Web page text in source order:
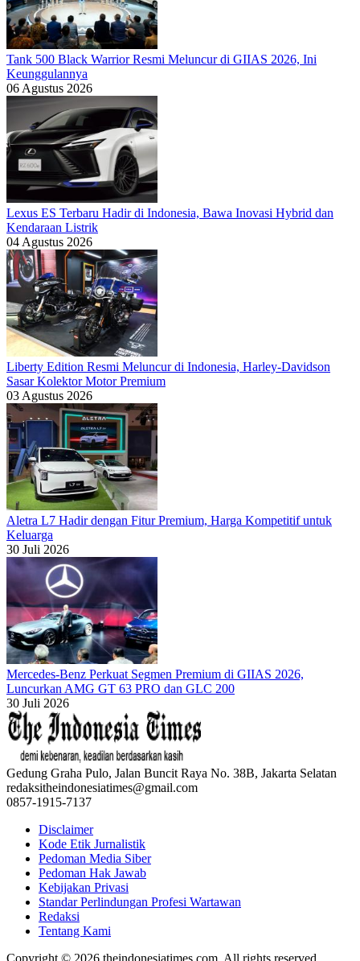
Tank 500 Black Warrior Resmi Meluncur di GIIAS 2026, Ini
Keunggulannya
06 Agustus 2026
Lexus ES Terbaru Hadir di Indonesia, Bawa Inovasi Hybrid dan
Kendaraan Listrik
04 Agustus 2026
Liberty Edition Resmi Meluncur di Indonesia, Harley-Davidson
Sasar Kolektor Motor Premium
03 Agustus 2026
Aletra L7 Hadir dengan Fitur Premium, Harga Kompetitif untuk
Keluarga
30 Juli 2026
Mercedes-Benz Perkuat Segmen Premium di GIIAS 2026,
Luncurkan AMG GT 63 PRO dan GLC 200
30 Juli 2026
Gedung Graha Pulo, Jalan Buncit Raya No. 38B, Jakarta Selatan
redaksitheindonesiatimes@gmail.com
0857-1915-7137
Disclaimer
Kode Etik Jurnalistik
Pedoman Media Siber
Pedoman Hak Jawab
Kebijakan Privasi
Standar Perlindungan Profesi Wartawan
Redaksi
Tentang Kami
Copyright © 2026 theindonesiatimes.com. All rights reserved.